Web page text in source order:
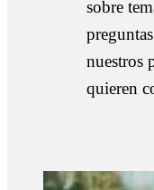
sobre
nuestros
quieren